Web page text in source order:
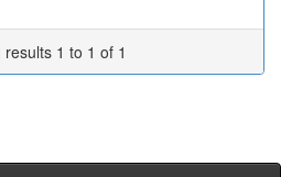
results 1 to 1 of 1